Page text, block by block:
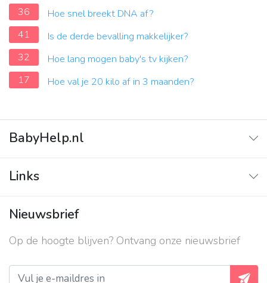
36
Hoe snel breekt DNA af?
41
Is de derde bevalling makkelijker?
32
Hoe lang mogen baby's tv kijken?
17
Hoe val je 20 kilo af in 3 maanden?
BabyHelp.nl
Vraag & Antwoord
Links
Contact
Over ons
Privacy beleid
Nieuwsbrief
Op de hoogte blijven? Ontvang onze nieuwsbrief